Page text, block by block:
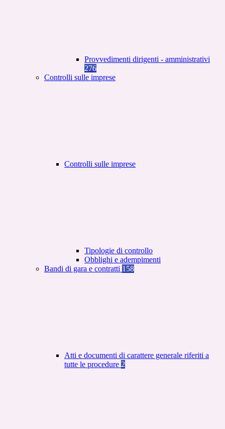
Provvedimenti dirigenti - amministrativi
276
Controlli sulle imprese
Controlli sulle imprese
Tipologie di controllo
Obblighi e adempimenti
Bandi di gara e contratti 158
Atti e documenti di carattere generale riferiti a
tutte le procedure 2